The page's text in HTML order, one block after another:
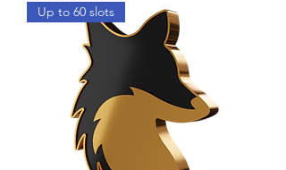
Up to 60 slots